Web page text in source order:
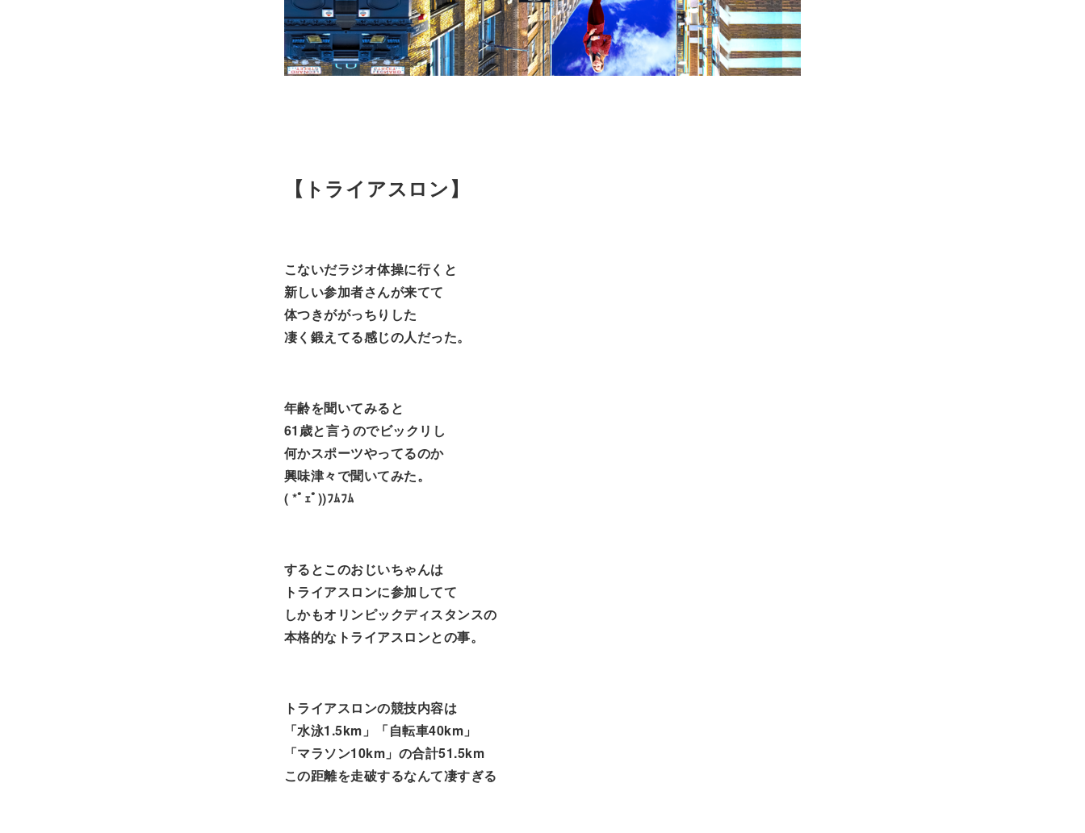
【トライアスロン】
こないだラジオ体操に行くと
新しい参加者さんが来てて
体つきががっちりした
凄く鍛えてる感じの人だった。
年齢を聞いてみると
61歳と言うのでビックリし
何かスポーツやってるのか
興味津々で聞いてみた。
( *ﾟｪﾟ))ﾌﾑﾌﾑ
するとこのおじいちゃんは
トライアスロンに参加してて
しかもオリンピックディスタンスの
本格的なトライアスロンとの事。
トライアスロンの競技内容は
「水泳1.5km」「自転車40km」
「マラソン10km」の合計51.5km
この距離を走破するなんて凄すぎる